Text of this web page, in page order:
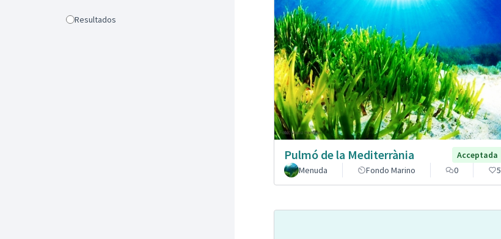
Resultados
Pulmó de la Mediterrània
Acceptada
Menuda
Fondo Marino 0 5